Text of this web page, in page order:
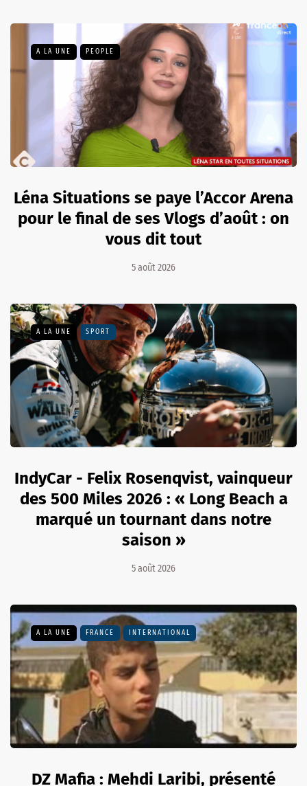
A LA UNE PEOPLE
Léna Situations se paye l’Accor Arena
pour le final de ses Vlogs d’août : on
vous dit tout
5 août 2026
A LA UNE SPORT
IndyCar - Felix Rosenqvist, vainqueur
des 500 Miles 2026 : « Long Beach a
marqué un tournant dans notre
saison »
5 août 2026
A LA UNE FRANCE INTERNATIONAL
DZ Mafia : Mehdi Laribi, présenté